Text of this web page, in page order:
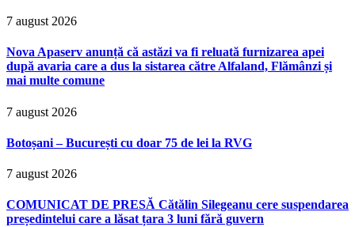
7 august 2026
Nova Apaserv anunță că astăzi va fi reluată furnizarea apei
după avaria care a dus la sistarea către Alfaland, Flămânzi și
mai multe comune
7 august 2026
Botoșani – București cu doar 75 de lei la RVG
7 august 2026
COMUNICAT DE PRESĂ Cătălin Silegeanu cere suspendarea
președintelui care a lăsat țara 3 luni fără guvern